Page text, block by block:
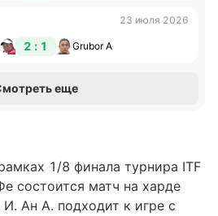
23 июля 2026
2 : 1 Grubor А
еще
1/8 финала турнира ITF
состоится матч на харде
Ан А. подходит к игре с